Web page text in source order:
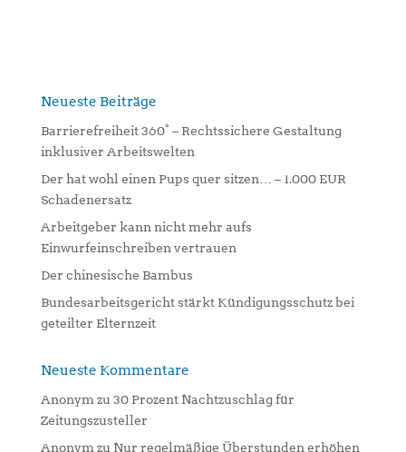
n
v
e
:
Neueste Beiträge
Barrierefreiheit 360° – Rechtssichere Gestaltung
inklusiver Arbeitswelten
Der hat wohl einen Pups quer sitzen… – 1.000 EUR
Schadenersatz
Arbeitgeber kann nicht mehr aufs
Einwurfeinschreiben vertrauen
Der chinesische Bambus
Bundesarbeitsgericht stärkt Kündigungsschutz bei
geteilter Elternzeit
Neueste Kommentare
Anonym zu 30 Prozent Nachtzuschlag für
Zeitungszusteller
Anonym zu Nur regelmäßige Überstunden erhöhen